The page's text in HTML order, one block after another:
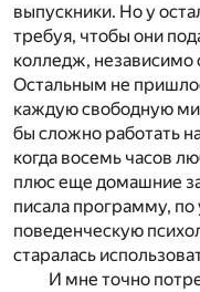
выпускники. Но у
требуя, чтобы они
колледж, независимо
Остальным не
каждую свободную
бы сложно работать
когда восемь часов
плюс еще домашние
писала программу,
поведенческую
старалась
И мне точно